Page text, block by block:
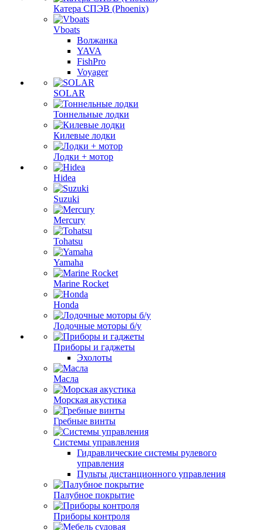
Катера СПЭВ (Phoenix)
Vboats
Волжанка
YAVA
FishPro
Voyager
SOLAR
Тоннельные лодки
Килевые лодки
Лодки + мотор
Hidea
Suzuki
Mercury
Tohatsu
Yamaha
Marine Rocket
Honda
Лодочные моторы б/у
Приборы и гаджеты
Эхолоты
Масла
Морская акустика
Гребные винты
Системы управления
Гидравлические системы рулевого
управления
Пульты дистанционного управления
Палубное покрытие
Приборы контроля